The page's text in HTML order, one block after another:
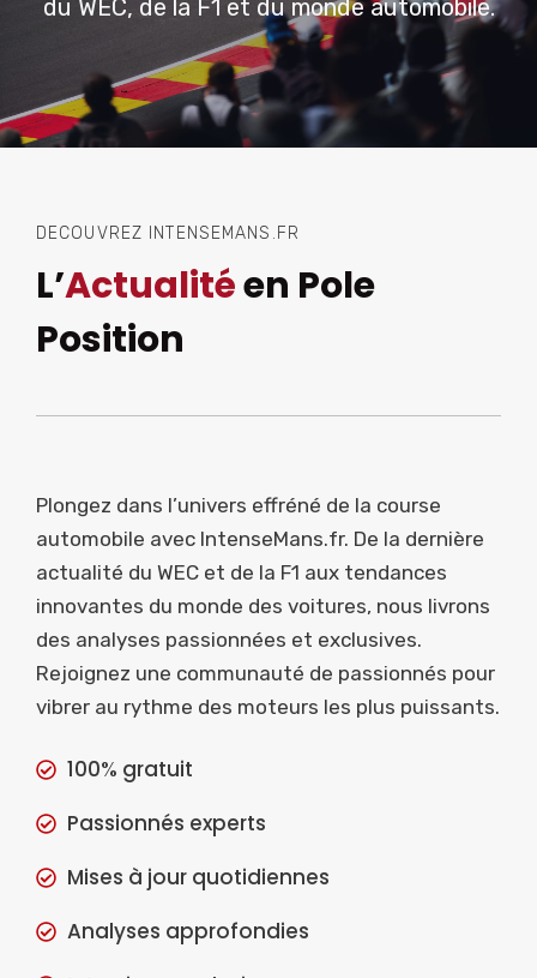
du WEC, de la F1 et du monde automobile.
DECOUVREZ INTENSEMANS.FR
L’Actualitéen Pole
Position
Plongez dans l’univers effréné de la course
automobile avec IntenseMans.fr. De la dernière
actualité du WEC et de la F1 aux tendances
innovantes du monde des voitures, nous livrons
des analyses passionnées et exclusives.
Rejoignez une communauté de passionnés pour
vibrer au rythme des moteurs les plus puissants.
100% gratuit
Passionnés experts
Mises à jour quotidiennes
Analyses approfondies